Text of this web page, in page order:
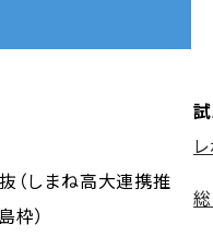
（しまね高大連携推
枠）